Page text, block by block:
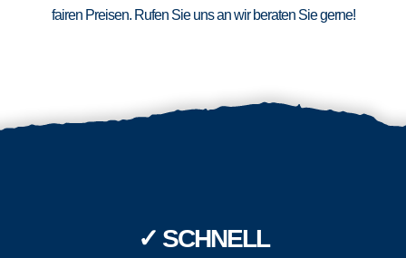
fairen Preisen. Rufen Sie uns an wir beraten Sie gerne!
✓ SCHNELL